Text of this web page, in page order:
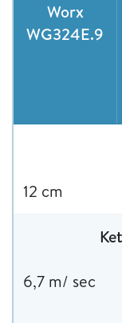
Worx
WG324E.9
12 cm
6,7 m/ sec